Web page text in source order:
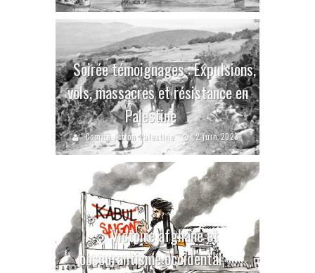
Soirée témoignages : Expulsions,
vols, massacres et résistance en
Palestine
Comité Action Palestine 2 juin 2023
Victoire afghane et
obscurantisme occidental